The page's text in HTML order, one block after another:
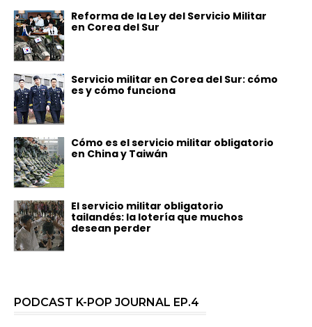
Reforma de la Ley del Servicio Militar
en Corea del Sur
Servicio militar en Corea del Sur: cómo
es y cómo funciona
Cómo es el servicio militar obligatorio
en China y Taiwán
El servicio militar obligatorio
tailandés: la lotería que muchos
desean perder
PODCAST K-POP JOURNAL EP.4